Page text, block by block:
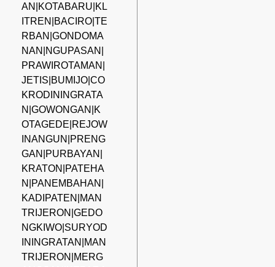
AN|KOTABARU|KL
ITREN|BACIRO|TE
RBAN|GONDOMA
NAN|NGUPASAN|
PRAWIROTAMAN|
JETIS|BUMIJO|CO
KRODININGRATA
N|GOWONGAN|K
OTAGEDE|REJOW
INANGUN|PRENG
GAN|PURBAYAN|
KRATON|PATEHA
N|PANEMBAHAN|
KADIPATEN|MAN
TRIJERON|GEDO
NGKIWO|SURYOD
ININGRATAN|MAN
TRIJERON|MERG